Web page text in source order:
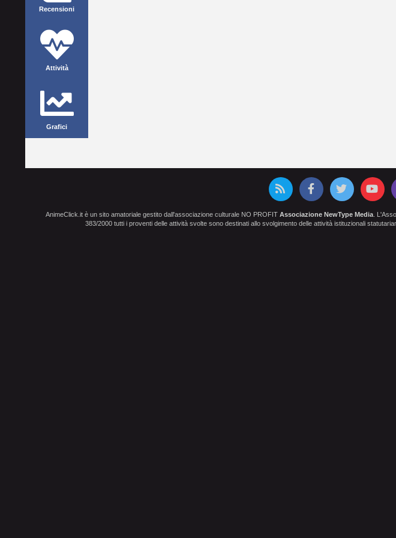
Recensioni
Attività
Grafici
AnimeClick.it è un sito amatoriale gestito dall'associazione culturale NO PROFIT Associazione NewType Media.
383/2000 tutti i proventi delle attività svolte sono destinati allo svolgimento delle attività istituzionali